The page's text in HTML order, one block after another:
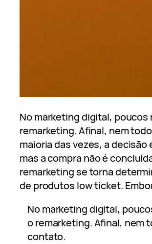
No marketing digital,
remarketing. Afinal, nem
maioria das vezes, a
mas a compra não é
remarketing se torna
de produtos low ticket.
No marketing digital,
o remarketing. Afinal, nem
contato.